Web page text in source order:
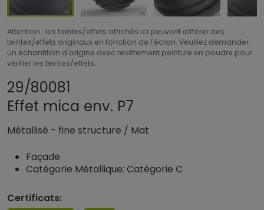
Attention : les teintes/effets affichés ici peuvent différer des
teintes/effets originaux en fonction de l'écran. Veuillez demander
un échantillon d'origine avec revêtement peinture en poudre pour
vérifier les teintes/effets.
29/80081
Effet mica env. P7
Métallisé - fine structure / Mat
Façade
Catégorie Métallique: Catégorie C
Certificats: